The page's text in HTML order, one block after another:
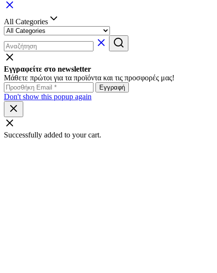
All Categories
Εγγραφείτε στο newsletter
Μάθετε πρώτοι για τα προϊόντα και τις προσφορές μας!
Don't show this popup again
Successfully added to your cart.